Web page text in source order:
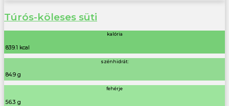
Túrós-köleses süti
kalória
839.1 kcal
szénhidrát:
84.9 g
fehérje
56.3 g